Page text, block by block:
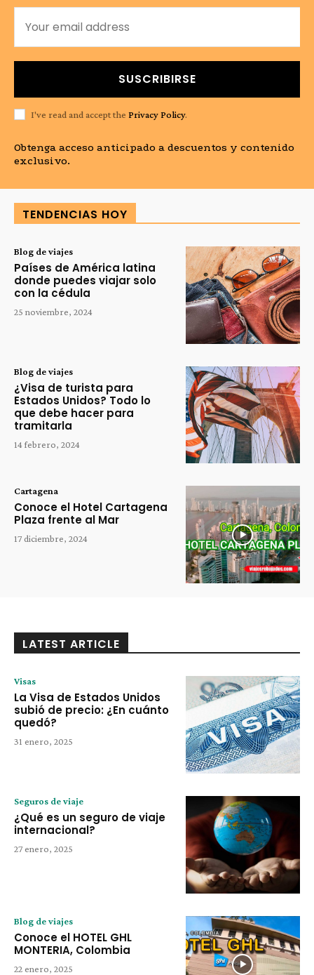
SUSCRIBIRSE
I've read and accept the Privacy Policy.
Obtenga acceso anticipado a descuentos y contenido
exclusivo.
TENDENCIAS HOY
Blog de viajes
Países de América latina
donde puedes viajar solo
con la cédula
25 noviembre, 2024
Blog de viajes
¿Visa de turista para
Estados Unidos? Todo lo
que debe hacer para
tramitarla
14 febrero, 2024
Cartagena
Conoce el Hotel Cartagena
Plaza frente al Mar
17 diciembre, 2024
LATEST ARTICLE
Visas
La Visa de Estados Unidos
subió de precio: ¿En cuánto
quedó?
31 enero, 2025
Seguros de viaje
¿Qué es un seguro de viaje
internacional?
27 enero, 2025
Blog de viajes
Conoce el HOTEL GHL
MONTERIA, Colombia
22 enero, 2025